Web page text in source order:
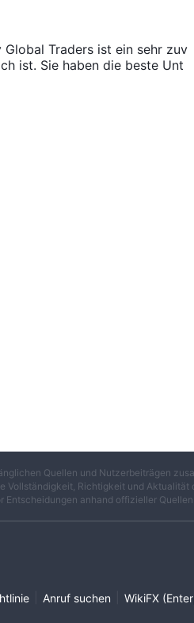
Traders ist ein sehr zuv
ist. Sie haben die beste Unt
Quellen und Nutzerbeiträgen
Vollständigkeit, Richtigkeit und
anhand offizieller
Anruf suchen WikiFX